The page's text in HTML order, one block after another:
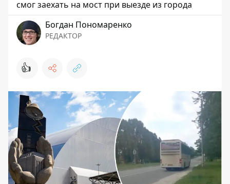
смог заехать на мост при выезде из города
Богдан Пономаренко
РЕДАКТОР
👍